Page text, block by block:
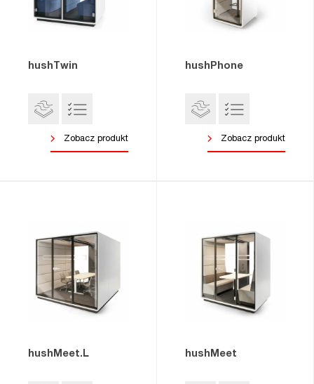
hushTwin
Zobacz produkt
hushPhone
Zobacz produkt
hushMeet.L hushMeet